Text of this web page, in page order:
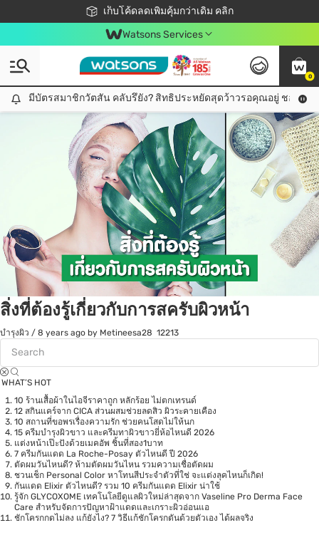
เก็บโค้ดลดเพิ่มคุ้มกว่าเดิม คลิก
ชอปออนไลน์ครั้งแรก ลดเพิ่มจุก ๆ 10%! 🎉
📦ส่งฟรี! เมื่อชอป 499฿
สมาชิกวัตสัน คลับดียังไง?
Watsons Services
0
มีบัตรสมาชิกวัตสัน คลับรึยัง? สิทธิประหยัดสุดว้าวรอคุณอยู่ ชอปคุ้มกว่าเดิม คลิก!
มีบัตรสมาชิกวัตสัน คลับรึยัง? สิทธิประหยัดสุดว้าวรอคุณอยู่ ชอปคุ้มก
Tag:ขัดผิว1 item(s) found
สิ่งที่ต้องรู้เกี่ยวกับการสครับผิวหน้า
บำรุงผิว / 8 years ago by Metineesa28 12213
WHAT’S HOT
10 ร้านเสื้อผ้าในไอจีราคาถูก หลักร้อย ไม่ตกเทรนด์
12 สกินแคร์จาก CICA ส่วนผสมช่วยลดสิว ผิวระคายเคือง
10 สถานที่ขอพรเรื่องความรัก ช่วยคนโสดไม่ให้นก
15 ครีมบำรุงผิวขาว และครีมทาผิวขาวยี่ห้อไหนดี 2026
แต่งหน้าเป๊ะปังด้วยเมคอัพ ชิ้นที่สอง1บาท
7 ครีมกันแดด La Roche-Posay ตัวไหนดี ปี 2026
ตัดผมวันไหนดี? ห้ามตัดผมวันไหน รวมความเชื่อตัดผม
ชวนเช็ก Personal Color หาโทนสีประจำตัวที่ใช่ จะแต่งลุคไหนก็เกิด!
กันแดด Elixir ตัวไหนดี? รวม 10 ครีมกันแดด Elixir น่าใช้
รู้จัก GLYCOXOME เทคโนโลยีดูแลผิวใหม่ล่าสุดจาก Vaseline Pro Derma Face
Care สำหรับจัดการปัญหาฝ้าแดดและเกราะผิวอ่อนแอ
ชักโครกกดไม่ลง แก้ยังไง? 7 วิธีแก้ชักโครกตันด้วยตัวเอง ได้ผลจริง